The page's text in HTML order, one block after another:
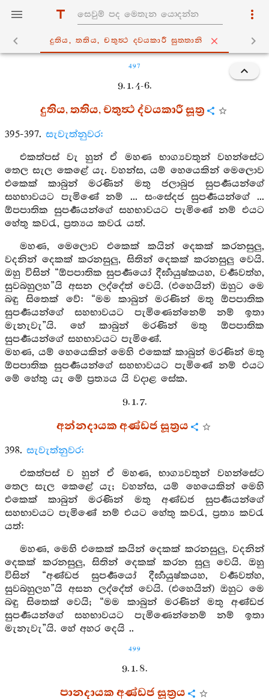
දුතිය, තතිය, චතුත්‍ථ ද‍්වයකාරී සුත‍්තානි
497
9. 1. 4-6.
දුතිය, තතිය, චතුත්‍ථ ද්වයකාරී සූත්‍ර
395-397. සැවැත්නුවර:
එකත්පස් වැ හුන් ඒ මහණ භාග්‍යවතුන් වහන්සේට
තෙල සැල කෙළේ යැ. වහන්ස, යම් හෙයෙකින් මෙලොව
එකෙක් කාබුන් මරණින් මතු ජලාබුජ සුපර්‍ණයන්ගේ
සහභාවයට පැමිණේ නම් ... සංසේදජ සුපර්‍ණයන්ගේ ...
ඕපපාතික සුපර්‍ණයන්ගේ සහභාවයට පැමිණේ නම් එයට
හේතු කවරැ, ප්‍රත්‍යය කවරැ යත්.
මහණ, මෙලොව එකෙක් කයින් දෙකක් කරනසුලු,
වදනින් දෙකක් කරනසුලු, සිතින් දෙකක් කරනසුලු වෙයි.
ඔහු විසින් “ඕපපාතික සුපර්‍ණයෝ දීර්‍ඝායුෂ්කයහ, වර්‍ණවත්හ,
සුවබහුලහ”යි අසන ලද්දේත් වෙයි. (එහෙයින්) ඔහුට මෙ
බඳු සිතෙක් වේ: “මම කාබුන් මරණින් මතු ඕපපාතික
සුපර්‍ණයන්ගේ සහභාවයට පැමිණෙන්නෙම් නම් ඉතා
මැනැවැ”යි. හේ කාබුන් මරණින් මතු ඕපපාතික
සුපර්‍ණයන්ගේ සහභාවයට පැමිණේ.
මහණ, යම් හෙයෙකින් මෙහි එකෙක් කාබුන් මරණින් මතු
ඕපපාතික සුපර්‍ණයන්ගේ සහභාවයට පැමිණේ නම් එයට
මේ හේතු යැ මේ ප්‍රත්‍යය යි වදාළ සේක.
9. 1. 7.
අන්නදායක අණ්ඩජ සූත්‍රය
398. සැවැත්නුවර:
එකත්පස් ව හුන් ඒ මහණ, භාග්‍යවතුන් වහන්සේට
තෙල සැල කෙළේ යැ; වහන්ස, යම් හෙයෙකින් මෙහි
එකෙක් කාබුන් මරණින් මතු අණ්ඩජ සුපර්‍ණයන්ගේ
සහභාවයට පැමිණේ නම් එයට හේතු කවරැ, ප්‍රත්‍ය කවරැ
යත්:
මහණ, මෙහි එකෙක් කයින් දෙකක් කරනසුලු, වදනින්
දෙකක් කරනසුලු, සිතින් දෙකක් කරන සුලු වෙයි. ඔහු
විසින් “අණ්ඩජ සුපර්‍ණයෝ දීර්‍ඝායුෂ්කයහ, වර්‍ණවත්හ,
සුවබහුලහ”යි අසන ලද්දේත් වෙයි. (එහෙයින්) ඔහුට මෙ
බඳු සිතෙක් වෙයි; “මම කාබුන් මරණින් මතු අණ්ඩජ
සුපර්‍ණයන්ගේ සහභාවයට පැමිණෙන්නෙම් නම් ඉතා
මැනැවැ”යි. හේ අහර දෙයි ..
499
9. 1. 8.
පානදායක අණ්ඩජ සූත්‍රය